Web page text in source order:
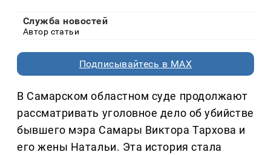
Служба новостей
Автор статьи
Подписывайтесь в MAX
В Самарском областном суде продолжают
рассматривать уголовное дело об убийстве
бывшего мэра Самары Виктора Тархова и
его жены Натальи. Эта история стала